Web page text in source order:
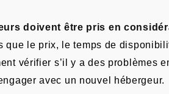
doivent être pris en
que le prix, le temps de
vérifier s’il y a des problèmes
avec un nouvel hébergeur.